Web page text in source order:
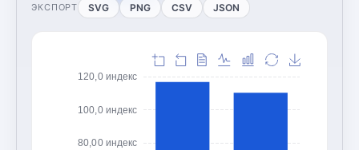
ЭКСПОРТ SVG PNG CSV JSON
80,00 индекс
100,0 индекс
120,0 индекс